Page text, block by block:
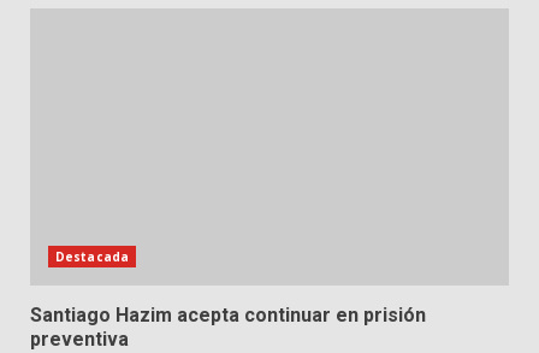
Destacada
Santiago Hazim acepta continuar en prisión
preventiva